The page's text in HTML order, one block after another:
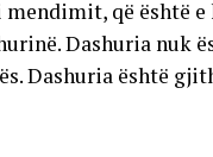
që është
Dashuria nuk
Dashuria është